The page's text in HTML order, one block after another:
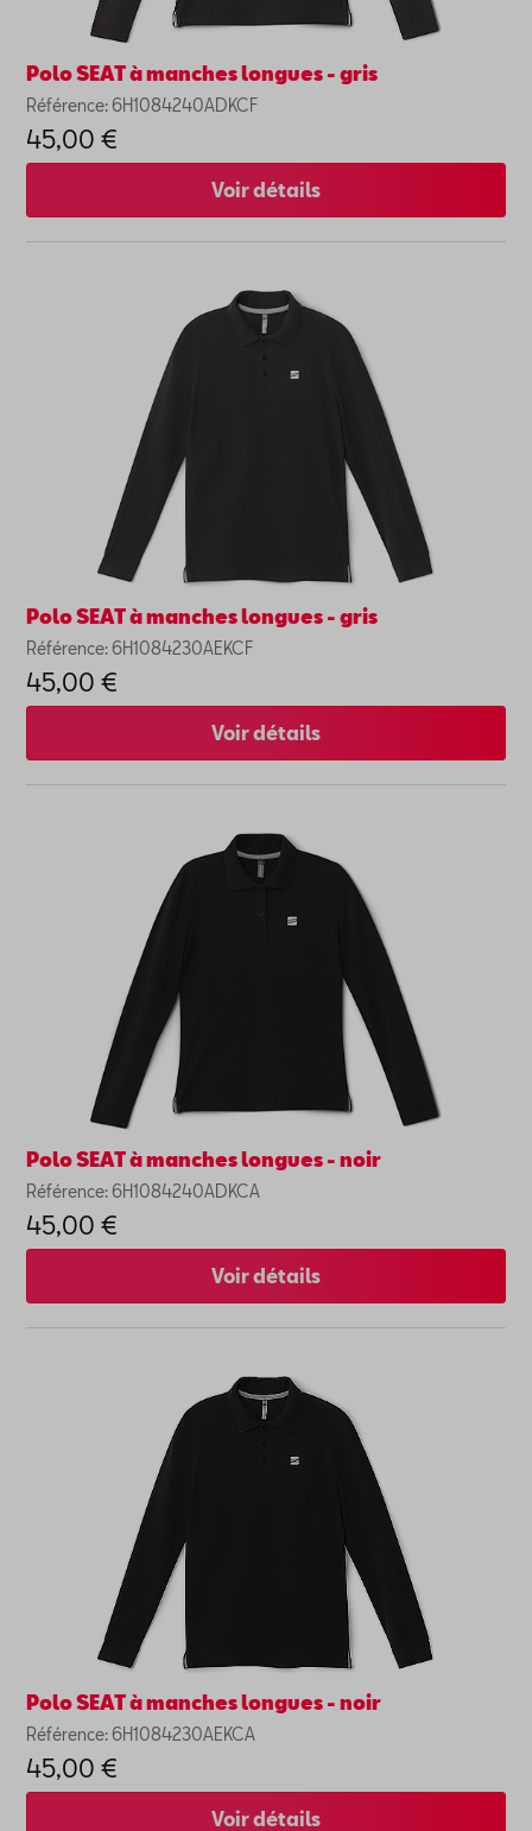
Polo SEAT à manches longues - gris
Référence: 6H1084240ADKCF
45,00 €
Voir détails
Polo SEAT à manches longues - gris
Référence: 6H1084230AEKCF
45,00 €
Voir détails
Polo SEAT à manches longues - noir
Référence: 6H1084240ADKCA
45,00 €
Voir détails
Polo SEAT à manches longues - noir
Référence: 6H1084230AEKCA
45,00 €
Voir détails